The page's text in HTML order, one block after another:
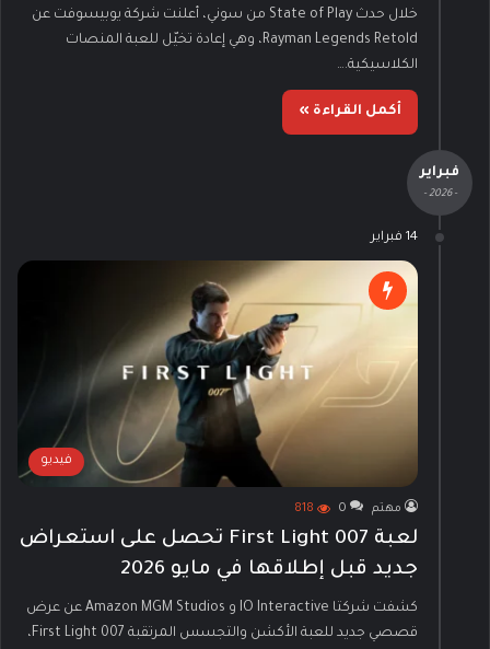
خلال حدث State of Play من سوني، أعلنت شركة يوبيسوفت عن
Rayman Legends Retold، وهي إعادة تخيّل للعبة المنصات
الكلاسيكية.…
أكمل القراءة »
فبراير
- 2026 -
14 فبراير
فيديو
مهتم 0
818
لعبة 007 First Light تحصل على استعراض
جديد قبل إطلاقها في مايو 2026
كشفت شركتا IO Interactive و Amazon MGM Studios عن عرض
قصصي جديد للعبة الأكشن والتجسس المرتقبة 007 First Light،